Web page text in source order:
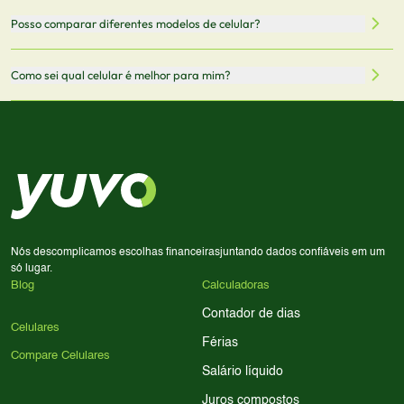
informações mais recentes de cada modelo.
comissão sem custo adicional para você.
Posso comparar diferentes modelos de celular?
Sim! Você pode selecionar até 3 celulares para comparar
Como sei qual celular é melhor para mim?
processador e bateria são essenciais. Use nossos filtros
para encontrar o celular ideal.
Nós descomplicamos escolhas financeirasjuntando dados confiáveis em um
só lugar.
Blog
Celulares
Compare Celulares
Calculadoras
Contador de dias
Férias
Salário líquido
Juros compostos